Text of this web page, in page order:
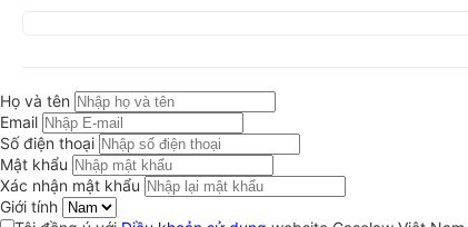
Họ và tên
Email
Số điện thoại
Mật khẩu
Xác nhận mật khẩu
Giới tính